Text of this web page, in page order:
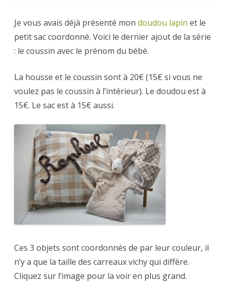
un
lapin
Je vous avais déjà présenté mon doudou lapin et le
petit sac coordonné. Voici le dernier ajout de la série
: le coussin avec le prénom du bébé.
La housse et le coussin sont à 20€ (15€ si vous ne
voulez pas le coussin à l’intérieur). Le doudou est à
15€. Le sac est à 15€ aussi.
Ces 3 objets sont coordonnés de par leur couleur, il
n’y a que la taille des carreaux vichy qui diffère.
Cliquez sur l’image pour la voir en plus grand.